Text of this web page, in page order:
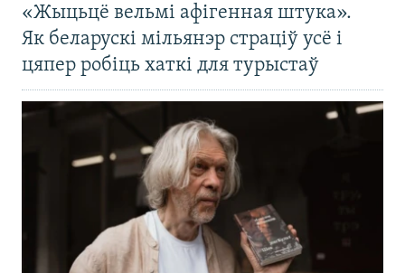
«Жыцьцё вельмі афігенная штука».
Як беларускі мільянэр страціў усё і
цяпер робіць хаткі для турыстаў